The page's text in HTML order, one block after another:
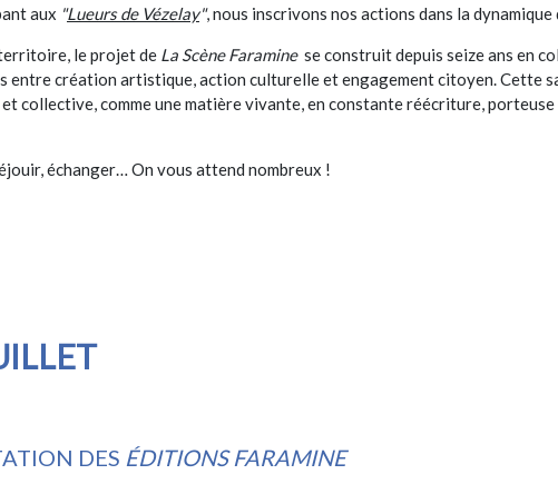
aux "Lueurs de Vézelay", nous inscrivons nos actions dans la dynamique
le projet de La Scène Faramine se construit depuis seize ans en
entre création artistique, action culturelle et engagement citoyen. Cette
collective, comme une matière vivante, en constante réécriture,
échanger… On vous attend nombreux !
DES ÉDITIONS FARAMINE